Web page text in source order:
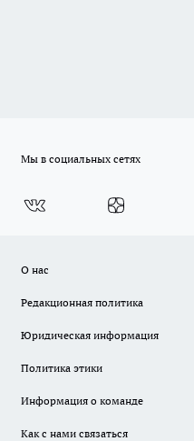
Мы в социальных сетях
О нас
Редакционная политика
Юридическая информация
Политика этики
Информация о команде
Как с нами связаться